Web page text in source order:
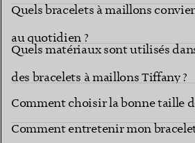
Quels bracelets à maillons
au quotidien ?
Quels matériaux sont utilisés
des bracelets à maillons Tiffany ?
Comment choisir la bonne taille
Comment entretenir mon